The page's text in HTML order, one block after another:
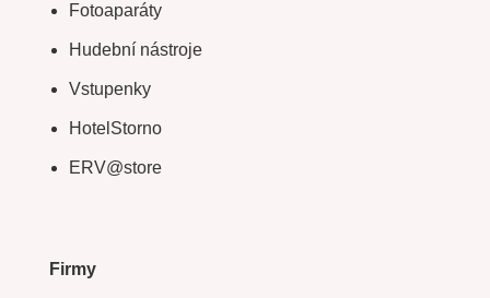
Fotoaparáty
Hudební nástroje
Vstupenky
HotelStorno
ERV@store
Firmy